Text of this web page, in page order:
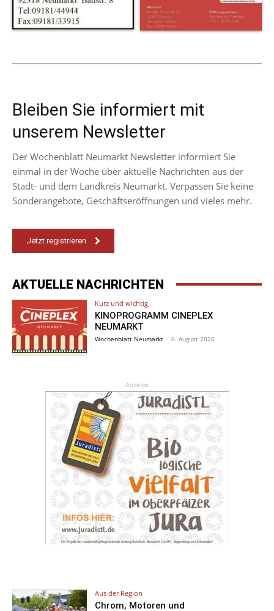
Bleiben Sie informiert mit
unserem Newsletter
Der Wochenblatt Neumarkt Newsletter informiert Sie
einmal in der Woche über aktuelle Nachrichten aus der
Stadt- und dem Landkreis Neumarkt. Verpassen Sie keine
Sonderangebote, Geschäftseröffnungen und vieles mehr.
Jetzt registrieren
AKTUELLE NACHRICHTEN
Kurz und wichtig
KINOPROGRAMM CINEPLEX
NEUMARKT
Wochenblatt Neumarkt - 6. August 2026
Anzeige
Aus der Region
Chrom, Motoren und